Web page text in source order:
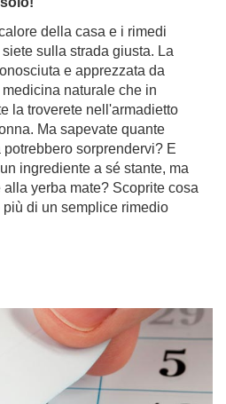
della casa e i rimedi
sulla strada giusta. La
e apprezzata da
naturale che in
la troverete nell'armadietto
Ma sapevate quante
sorprendervi? E
ingrediente a sé stante, ma
yerba mate? Scoprite cosa
di un semplice rimedio